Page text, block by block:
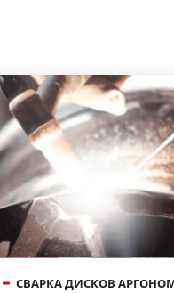
СВАРКА ДИСКОВ